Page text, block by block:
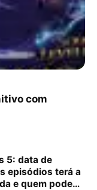
com
5: data de
episódios terá a
e quem pode